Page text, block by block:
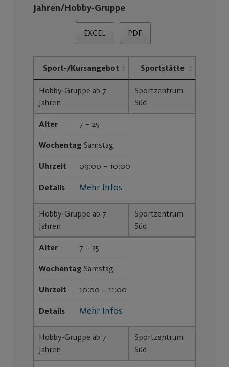
Jahren/Hobby-Gruppe
EXCEL PDF
Sport-/Kursangebot Sportstätte
Hobby-Gruppe ab 7
Jahren
Sportzentrum
Süd
Alter 7 – 25
Wochentag Samstag
Uhrzeit 09:00 – 10:00
Details Mehr Infos
Hobby-Gruppe ab 7
Jahren
Sportzentrum
Süd
Alter 7 – 25
Wochentag Samstag
Uhrzeit 10:00 – 11:00
Details Mehr Infos
Hobby-Gruppe ab 7
Jahren
Sportzentrum
Süd